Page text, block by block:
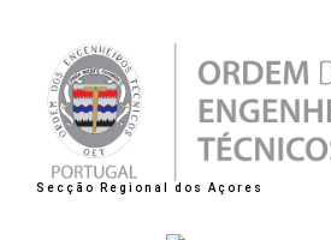
Secção Regional dos Açores